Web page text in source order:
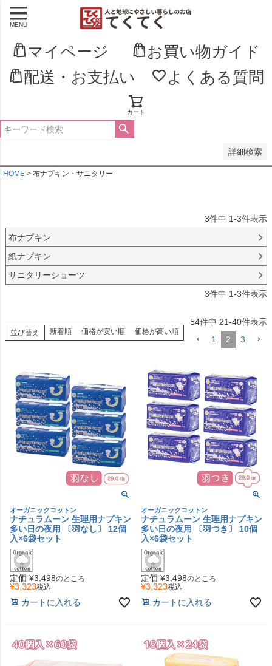
MENU
マイページ
お買い物ガイド
配送・お支払い
よくある質問
カート
詳細検索
新着順
登録順
価格が高い順
優先度順
HOME 布ナプキン・サニタリー
3件中 1-3件表示
布ナプキン
紙ナプキン
サニタリーショーツ
3件中 1-3件表示
並び替え 新着順 価格が安い順 価格が高い順
54件中 21-40件表示
1
2 3
オーガニックコットン
ナチュラムーン 生理用ナプキン
多い日の夜用 〔羽なし〕 12個
入×6袋セット
定価 ¥3,498のところ
¥3,323税込
カートに入れる
オーガニックコットン
ナチュラムーン 生理用ナプキン
多い日の夜用 〔羽つき〕 10個
入×6袋セット
定価 ¥3,498のところ
¥3,323税込
カートに入れる